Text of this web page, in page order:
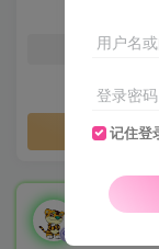
月度会员
勇敢的大
用户名
登录密码
记住登